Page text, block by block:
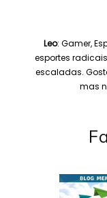
Leo: Gamer,
esportes
escaladas.
mas